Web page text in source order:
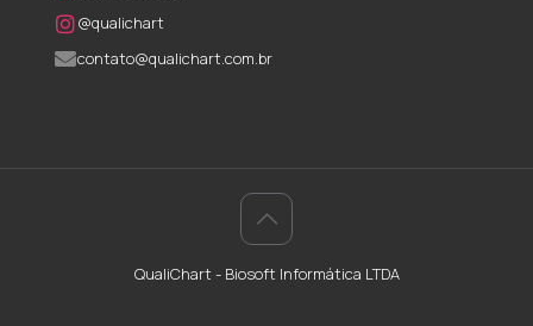
@qualichart
contato@qualichart.com.br
QualiChart - Biosoft Informática LTDA